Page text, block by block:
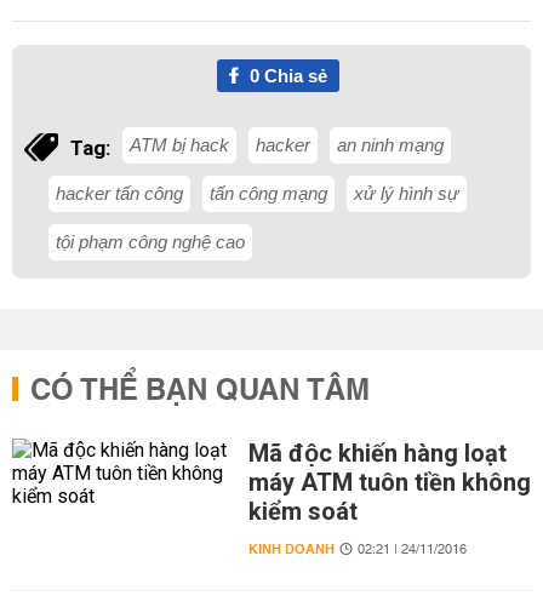
0Chia sẻ
Tag: ATM bị hack hacker an ninh mạng
hacker tấn công tấn công mạng xử lý hình sự
tội phạm công nghệ cao
CÓ THỂ BẠN QUAN TÂM
Mã độc khiến hàng loạt
máy ATM tuôn tiền không
kiểm soát
KINH DOANH 02:21 | 24/11/2016